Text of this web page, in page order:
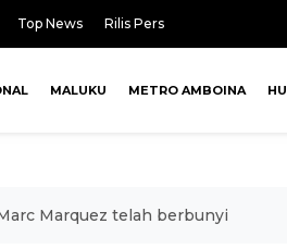
Top News Rilis Pers
MALUKU METRO AMBOINA
Marquez telah berbunyi